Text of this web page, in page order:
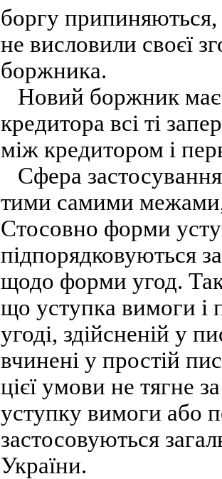
боргу припиняються,
не висловили своєї
боржника.
Новий боржник має
кредитора всі ті
між кредитором і
Сфера
тими самими межами,
Стосовно форми
підпорядковуються
щодо форми угод.
що уступка вимоги і
угоді, здійсненій у
вчинені у простій
цієї умови не тягне
уступку вимоги або
застосовуються
України.